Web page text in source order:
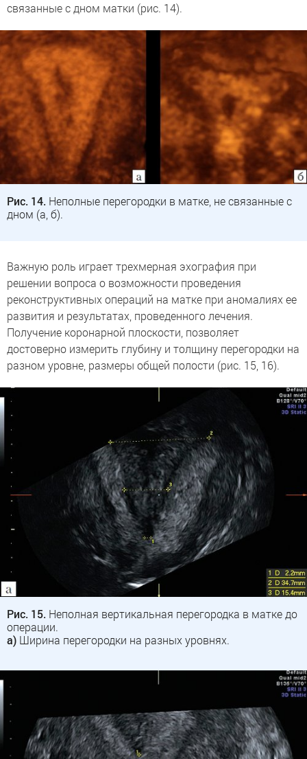
связанные с дном матки (рис. 14).
Рис. 14. Неполные перегородки в матке, не связанные с
дном (а, б).
Важную роль играет трехмерная эхография при
решении вопроса о возможности проведения
реконструктивных операций на матке при аномалиях ее
развития и результатах, проведенного лечения.
Получение коронарной плоскости, позволяет
достоверно измерить глубину и толщину перегородки на
разном уровне, размеры общей полости (рис. 15, 16).
Рис. 15. Неполная вертикальная перегородка в матке до
операции.
а) Ширина перегородки на разных уровнях.